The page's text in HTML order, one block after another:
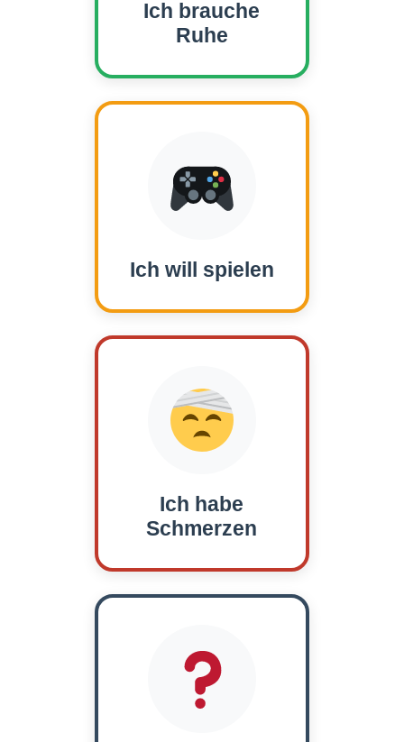
Ich brauche
Ruhe
Ich will spielen
Ich habe
Schmerzen